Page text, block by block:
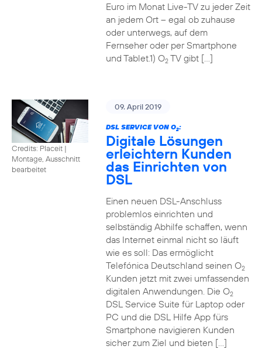
Euro im Monat Live-TV zu jeder Zeit
an jedem Ort – egal ob zuhause
oder unterwegs, auf dem
Fernseher oder per Smartphone
und Tablet.1) O2TV gibt […]
Credits: Placeit |
Montage, Ausschnitt
bearbeitet
09. April 2019
DSL SERVICE VON O2:
Digitale Lösungen
erleichtern Kunden
das Einrichten von
DSL
Einen neuen DSL-Anschluss
problemlos einrichten und
selbständig Abhilfe schaffen, wenn
das Internet einmal nicht so läuft
wie es soll: Das ermöglicht
Telefónica Deutschland seinen O2
Kunden jetzt mit zwei umfassenden
digitalen Anwendungen. Die O2
DSL Service Suite für Laptop oder
PC und die DSL Hilfe App fürs
Smartphone navigieren Kunden
sicher zum Ziel und bieten […]